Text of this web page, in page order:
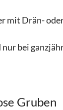
Drän-
bei
Gruben